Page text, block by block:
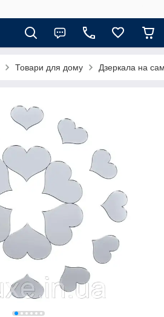
Товари для дому Дзеркала на